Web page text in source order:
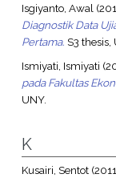
Isgiyanto, Awal
Diagnostik Data
Pertama. S3 thesis,
Ismiyati, Ismiyati
pada Fakultas
UNY.
K
Kusairi, Sentot